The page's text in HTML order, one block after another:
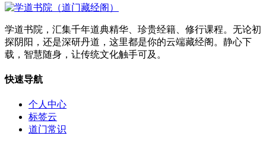
学道书院，汇集千年道典精华、珍贵经籍、修行课程。无论初
探阴阳，还是深研丹道，这里都是你的云端藏经阁。静心下
载，智慧随身，让传统文化触手可及。
快速导航
个人中心
标签云
道门常识